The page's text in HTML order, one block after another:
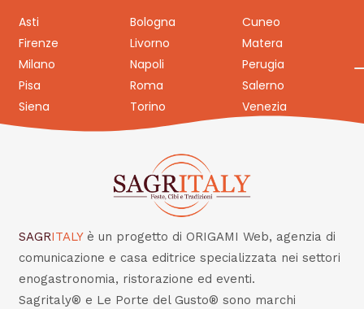
Asti Bologna
Cuneo
Firenze
Livorno
Matera
Milano
Napoli
Perugia
Pisa
Roma
Salerno
Siena
Torino Venezia
SAGRITALY è un progetto di ORIGAMI Web, agenzia di
comunicazione e casa editrice specializzata nei settori
enogastronomia, ristorazione ed eventi.
Sagritaly® e Le Porte del Gusto® sono marchi